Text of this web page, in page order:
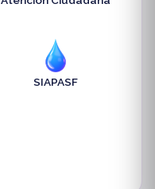
SIAPASF